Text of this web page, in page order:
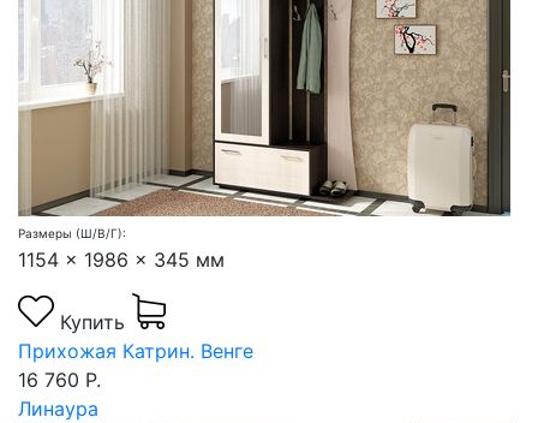
Размеры (Ш/В/Г):
1154 x 1986 x 345 мм
Купить
Прихожая Катрин. Венге
16 760 Р.
Линаура